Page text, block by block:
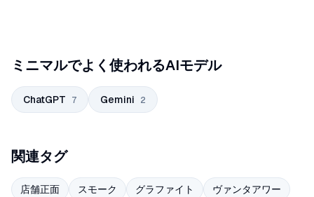
ミニマルでよく使われるAIモデル
ChatGPT 7 Gemini 2
関連タグ
店舗正面 スモーク グラファイト
ヴァンタアワー